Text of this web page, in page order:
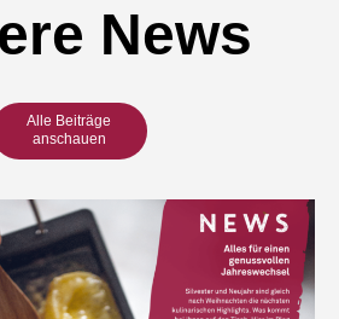
News
Alle Beiträge
anschauen